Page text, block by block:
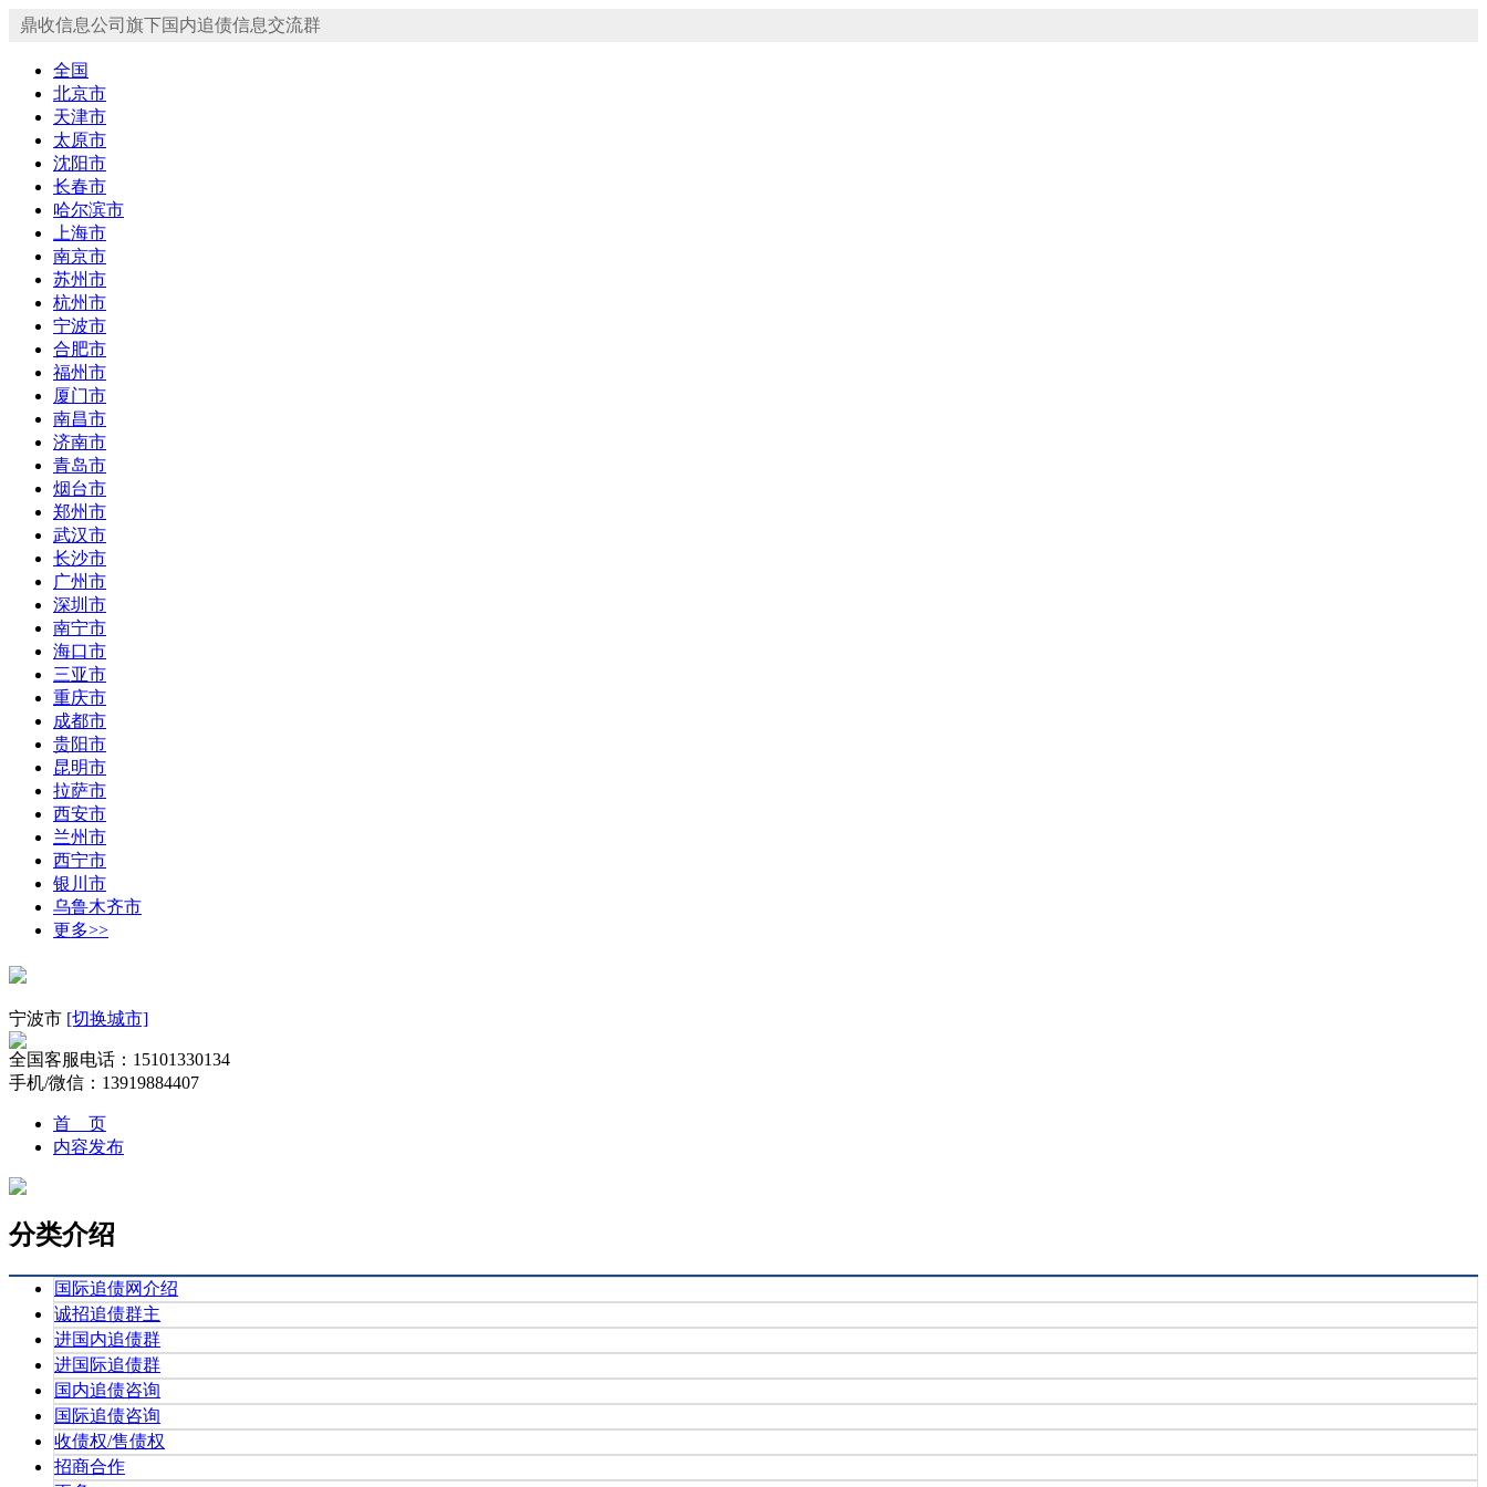
鼎收信息公司旗下国内追债信息交流群
全国
北京市
天津市
太原市
沈阳市
长春市
哈尔滨市
上海市
南京市
苏州市
杭州市
宁波市
合肥市
福州市
厦门市
南昌市
济南市
青岛市
烟台市
郑州市
武汉市
长沙市
广州市
深圳市
南宁市
海口市
三亚市
重庆市
成都市
贵阳市
昆明市
拉萨市
西安市
兰州市
西宁市
银川市
乌鲁木齐市
更多>>
宁波市 [切换城市]
全国客服电话：15101330134
手机/微信：13919884407
首 页
内容发布
分类介绍
国际追债网介绍
诚招追债群主
进国内追债群
进国际追债群
国内追债咨询
国际追债咨询
收债权/售债权
招商合作